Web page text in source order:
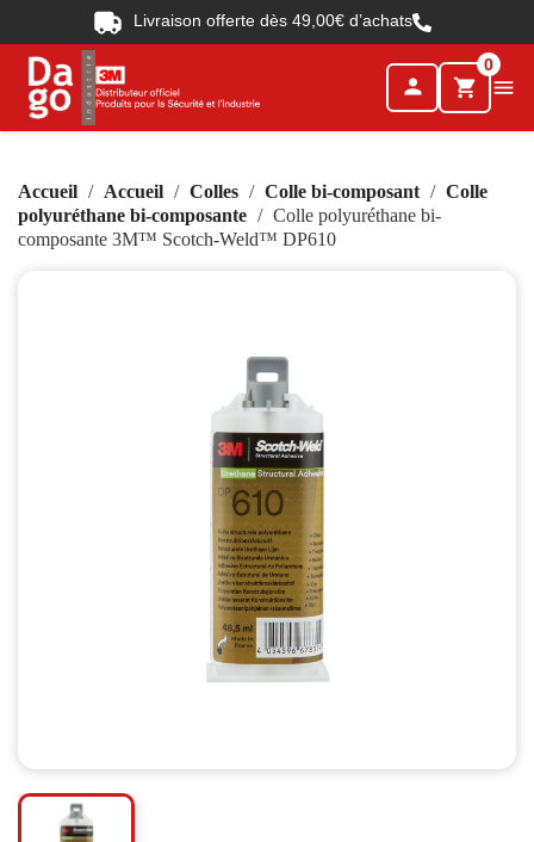
Livraison offerte dès 49,00€ d’achats
person shopping_cart
0

Accueil Accueil Colles Colle bi-composant
Colle
polyuréthane bi-composante
Colle polyuréthane bi-
composante 3M™ Scotch-Weld™ DP610